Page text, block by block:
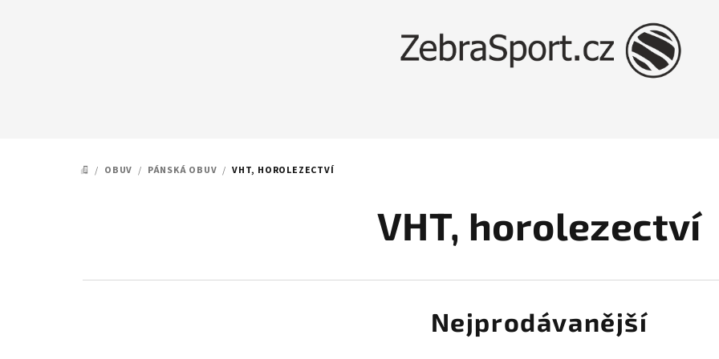
DOMŮ
/ OBUV / PÁNSKÁ OBUV / VHT, HOROLEZECTVÍ
VHT, horolezectví
Nejprodávanější